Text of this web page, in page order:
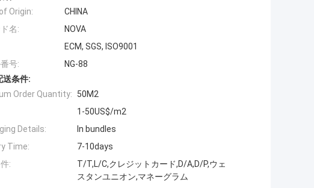
Origin:
CHINA
名:
NOVA
ECM, SGS, ISO9001
号:
NG-88
送条件:
Order Quantity:
50M2
1-50US$/m2
Details:
In bundles
Time:
7-10days
:
T/T,L/C,クレジットカード,D/A,D/P,ウェ
スタンユニオン,マネーグラム